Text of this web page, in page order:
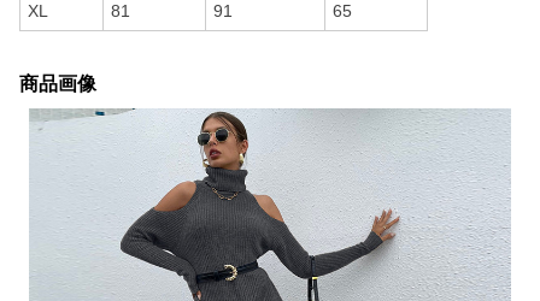
XL 81 91 65
商品画像